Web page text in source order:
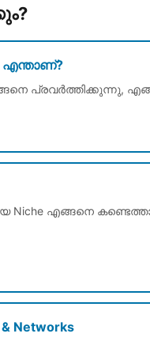
എന്താണ്?
പ്രവർത്തിക്കുന്നു,
Niche എങ്ങനെ
Networks